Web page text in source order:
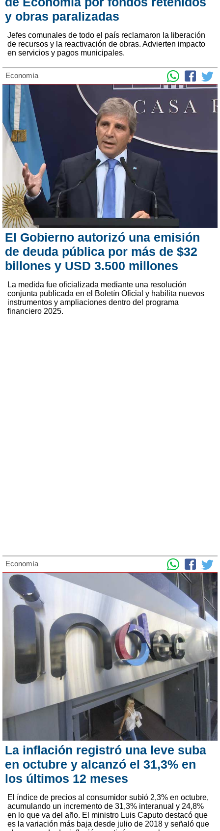
y obras paralizadas
Jefes comunales de todo el país reclamaron la liberación
de recursos y la reactivación de obras. Advierten impacto
en servicios y pagos municipales.
Economía
El Gobierno autorizó una emisión
de deuda pública por más de $32
billones y USD 3.500 millones
La medida fue oficializada mediante una resolución
conjunta publicada en el Boletín Oficial y habilita nuevos
instrumentos y ampliaciones dentro del programa
financiero 2025.
Economía
La inflación registró una leve suba
en octubre y alcanzó el 31,3% en
los últimos 12 meses
El índice de precios al consumidor subió 2,3% en octubre,
acumulando un incremento de 31,3% interanual y 24,8%
en lo que va del año. El ministro Luis Caputo destacó que
es la variación más baja desde julio de 2018 y señaló que